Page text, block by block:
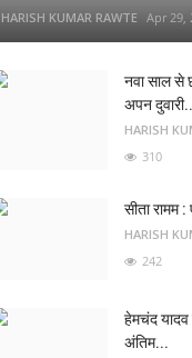
HARISH KUMAR RAWTE Apr 29,
नवा साल से
अपन
HARISH
310
सीता रामम
HARISH
242
हेमचंद यादव
अंतिम...